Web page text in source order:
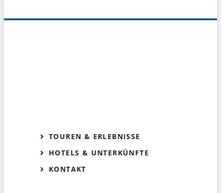
TOUREN & ERLEBNISSE
HOTELS & UNTERKÜNFTE
KONTAKT